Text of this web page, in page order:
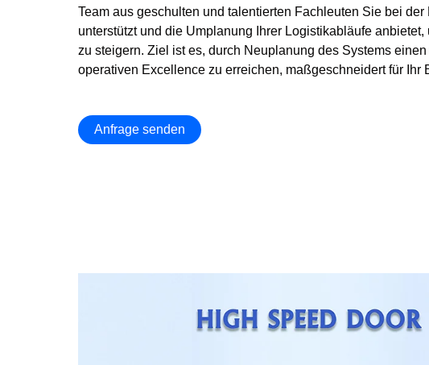
Team aus geschulten und talentierten Fachleuten Sie bei der
unterstützt und die Umplanung Ihrer Logistikabläufe anbietet,
zu steigern. Ziel ist es, durch Neuplanung des Systems
operativen Excellence zu erreichen, maßgeschneidert für Ihr
Anfrage senden